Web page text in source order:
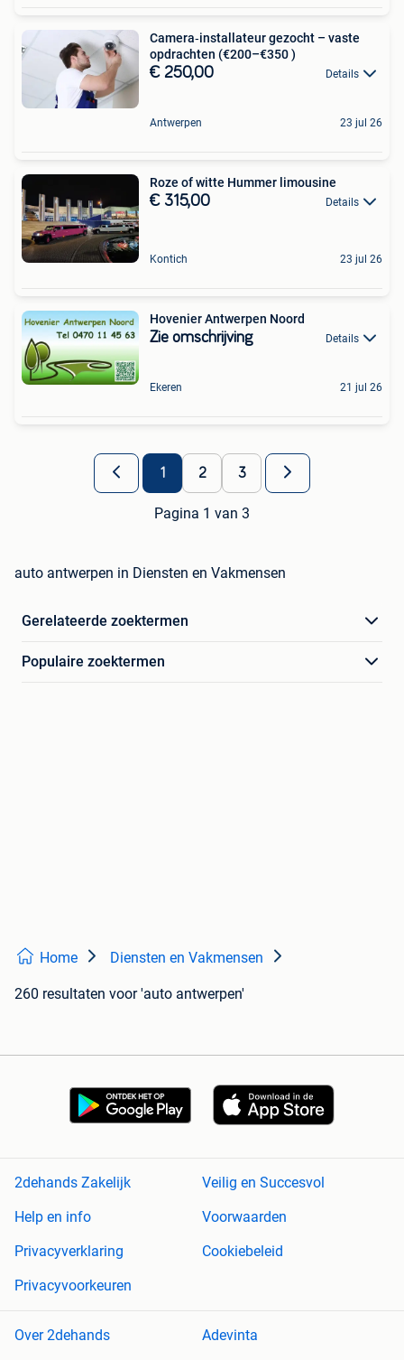
Camera‑installateur gezocht – vaste
opdrachten (€200–€350 )
€ 250,00 Details
Antwerpen 23 jul 26
Roze of witte Hummer limousine
€ 315,00 Details
Kontich 23 jul 26
Hovenier Antwerpen Noord
Zie omschrijving Details
Ekeren 21 jul 26
1 2 3
Pagina 1 van 3
auto antwerpen in Diensten en Vakmensen
Gerelateerde zoektermen
Populaire zoektermen
Home Diensten en Vakmensen
260 resultaten voor 'auto antwerpen'
2dehands Zakelijk
Veilig en Succesvol
Help en info
Voorwaarden
Privacyverklaring
Cookiebeleid
Privacyvoorkeuren
Over 2dehands Adevinta